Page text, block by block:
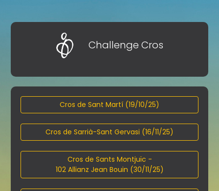
Challenge Cros
Cros de Sant Martí (19/10/25)
Cros de Sarrià-Sant Gervasi (16/11/25)
Cros de Sants Montjuïc -
102 Allianz Jean Bouin (30/11/25)